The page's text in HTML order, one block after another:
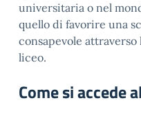
universitaria o nel
quello di favorire una
consapevole
liceo.
Come si accede